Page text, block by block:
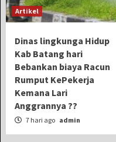
Artikel
Dinas lingkunga Hidup
Kab Batang hari
Bebankan biaya Racun
Rumput KePekerja
Kemana Lari
Anggrannya ??
7 hari ago admin